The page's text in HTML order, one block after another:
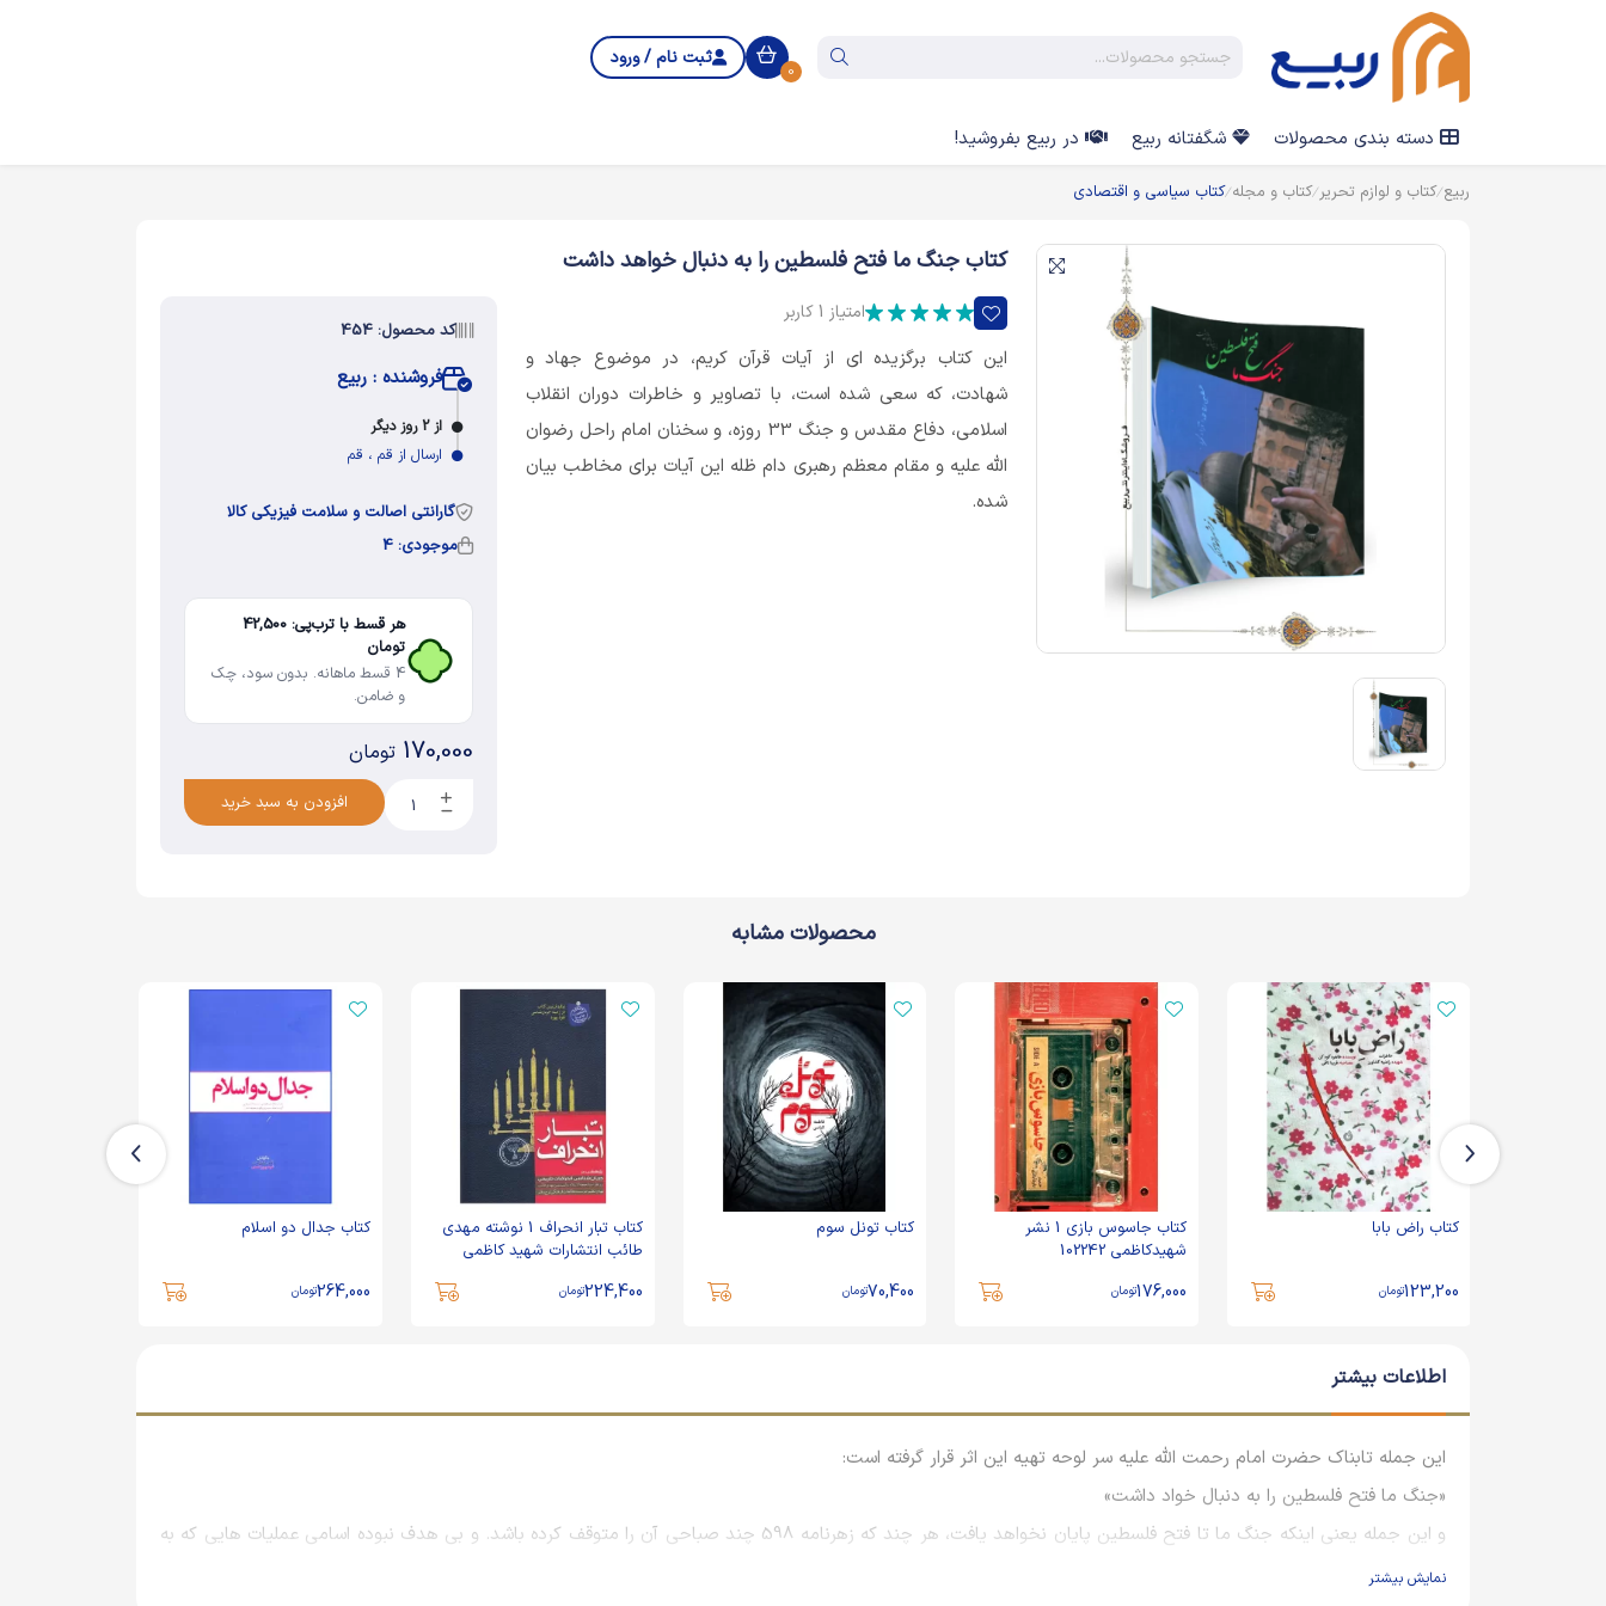
0
ثبت نام / ورود
دسته بندی محصولات شگفتانه ربیع در ربیع بفروشید!
ربیع کتاب و لوازم تحریر کتاب و مجله کتاب سیاسی و اقتصادی
کتاب جنگ ما فتح فلسطین را به دنبال خواهد داشت
امتیاز 1 کاربر
این کتاب برگزیده ای از آیات قرآن کریم، در موضوع جهاد و
شهادت، که سعی شده است، با تصاویر و خاطرات دوران انقلاب
اسلامی، دفاع مقدس و جنگ 33 روزه، و سخنان امام راحل رضوان
الله علیه و مقام معظم رهبری دام ظله این آیات برای مخاطب بیان
شده.
کد محصول: 454
فروشنده : ربیع
از 2 روز دیگر
ارسال از قم ، قم
گارانتی اصالت و سلامت فیزیکی کالا
موجودی: 4
هر قسط با ترب‌پی: 42,500
تومان
4 قسط ماهانه. بدون سود، چک
و ضامن.
170,000 تومان
افزودن به سبد خرید
محصولات مشابه
کتاب راض بابا
123,200تومان
کتاب جاسوس بازی 1 نشر
شهیدکاظمی 102242
176,000تومان
کتاب تونل سوم
70,400تومان
کتاب تبار انحراف 1 نوشته مهدی
طائب انتشارات شهید کاظمی
224,400تومان
کتاب جدال دو اسلام
264,000تومان
اطلاعات بیشتر
این جمله تابناک حضرت امام رحمت الله علیه سر لوحه تهیه این اثر قرار گرفته است:
«جنگ ما فتح فلسطین را به دنبال خواد داشت»
و این جمله یعنی اینکه جنگ ما تا فتح فلسطین پایان نخواهد یافت، هر چند که زهرنامه 598 چند صباحی آن را متوقف کرده باشد. و بی هدف نبوده اسامی عملیات هایی که به
فتح بستان و خرمشهر انجامید. عملیات هایی با اهدافی بلندتر: طریق القدس و بیت المقدس.
نمایش بیشتر